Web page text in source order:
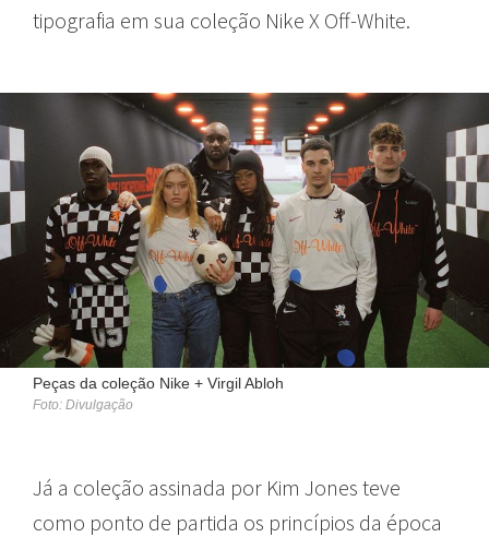
tipografia em sua coleção Nike X Off-White.
Peças da coleção Nike + Virgil Abloh
Foto: Divulgação
Já a coleção assinada por Kim Jones teve
como ponto de partida os princípios da época